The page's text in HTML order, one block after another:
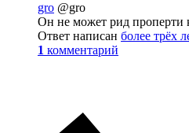
gro @gro
Он не может рид проперти
Ответ написан более трёх
1 комментарий